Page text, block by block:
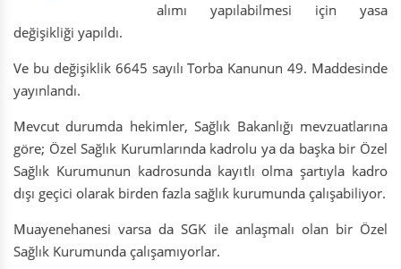
alımı yapılabilmesi için yasa
değişikliği yapıldı.
Ve bu değişiklik 6645 sayılı Torba Kanunun 49. Maddesinde
yayınlandı.
Mevcut durumda hekimler, Sağlık Bakanlığı mevzuatlarına
göre; Özel Sağlık Kurumlarında kadrolu ya da başka bir Özel
Sağlık Kurumunun kadrosunda kayıtlı olma şartıyla kadro
dışı geçici olarak birden fazla sağlık kurumunda çalışabiliyor.
Muayenehanesi varsa da SGK ile anlaşmalı olan bir Özel
Sağlık Kurumunda çalışamıyorlar.